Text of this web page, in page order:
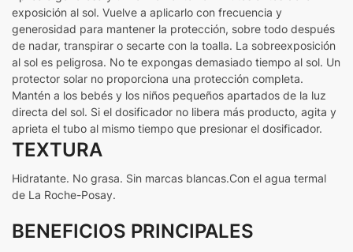
exposición al sol. Vuelve a aplicarlo con frecuencia y
generosidad para mantener la protección, sobre todo después
de nadar, transpirar o secarte con la toalla. La sobreexposición
al sol es peligrosa. No te expongas demasiado tiempo al sol. Un
protector solar no proporciona una protección completa.
Mantén a los bebés y los niños pequeños apartados de la luz
directa del sol. Si el dosificador no libera más producto, agita y
aprieta el tubo al mismo tiempo que presionar el dosificador.
TEXTURA
Hidratante. No grasa. Sin marcas blancas.Con el agua termal
de La Roche-Posay.
BENEFICIOS PRINCIPALES